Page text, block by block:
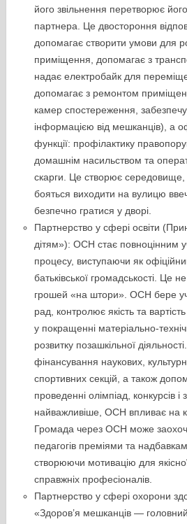
його звільнення перетворює
партнера. Це двостороння
допомагає створити умови для
приміщення, допомагає з
надає електробайк для
допомагає з ремонтом
камер спостереження,
інформацією від мешканців), а
функції: профілактику
домашнім насильством та
скарги. Це створює
бояться виходити на вулицю
безпечно гратися у дворі.
Партнерство у сфері освіти
дітям»): ОСН стає повноцінним
процесу, виступаючи як
батьківської громадськості. Це
грошей «на штори». ОСН бере
рад, контролює якість та
у покращенні матеріально-
розвитку позашкільної
фінансування наукових,
спортивних секцій, а також
проведенні олімпіад, конкурсів
найважливіше, ОСН впливає на
Громада через ОСН може
педагогів преміями та
створюючи мотивацію для
справжніх професіоналів.
Партнерство у сфері охорони
«Здоров’я мешканців —